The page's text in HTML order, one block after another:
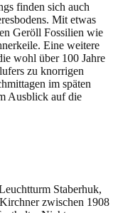
finden sich auch
Mit etwas
Geröll Fossilien wie
Eine weitere
wohl über 100 Jahre
zu knorrigen
im späten
Ausblick auf die
Staberhuk,
zwischen 1908